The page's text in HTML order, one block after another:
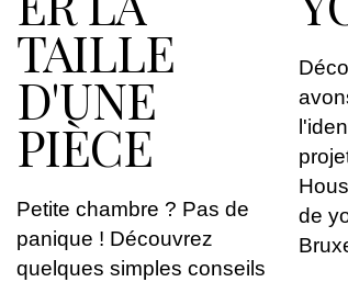
TAILLE
D'UNE
PIÈCE
Petite chambre ? Pas de
panique ! Découvrez
quelques simples conseils
de